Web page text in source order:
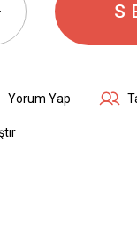
Yorum Yap